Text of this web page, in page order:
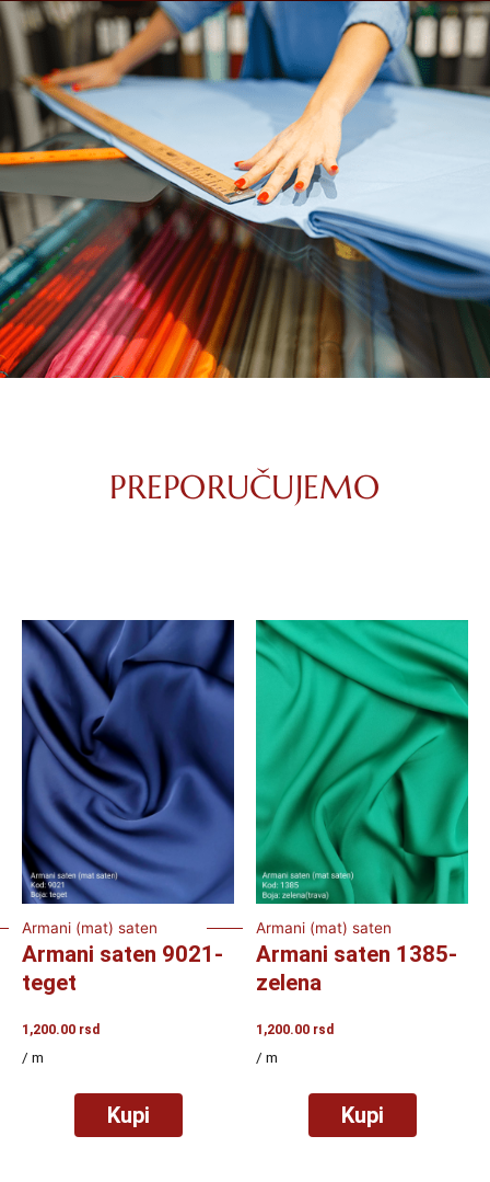
PREPORUČUJEMO
Armani (mat) saten
Armani saten 9021-
teget
1,200.00 rsd
/ m
Kupi
Armani (mat) saten
Armani saten 1385-
zelena
1,200.00 rsd
/ m
Kupi